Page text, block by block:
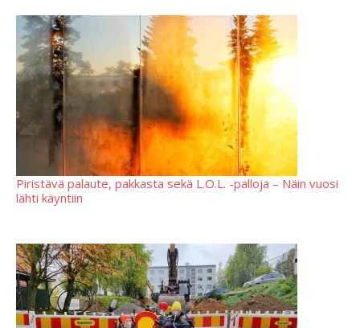
Piristävä palaute, pakkasta sekä L.O.L. -palloja – Näin vuosi
lähti käyntiin